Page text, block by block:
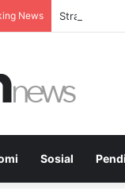
News Strategi
Sosial